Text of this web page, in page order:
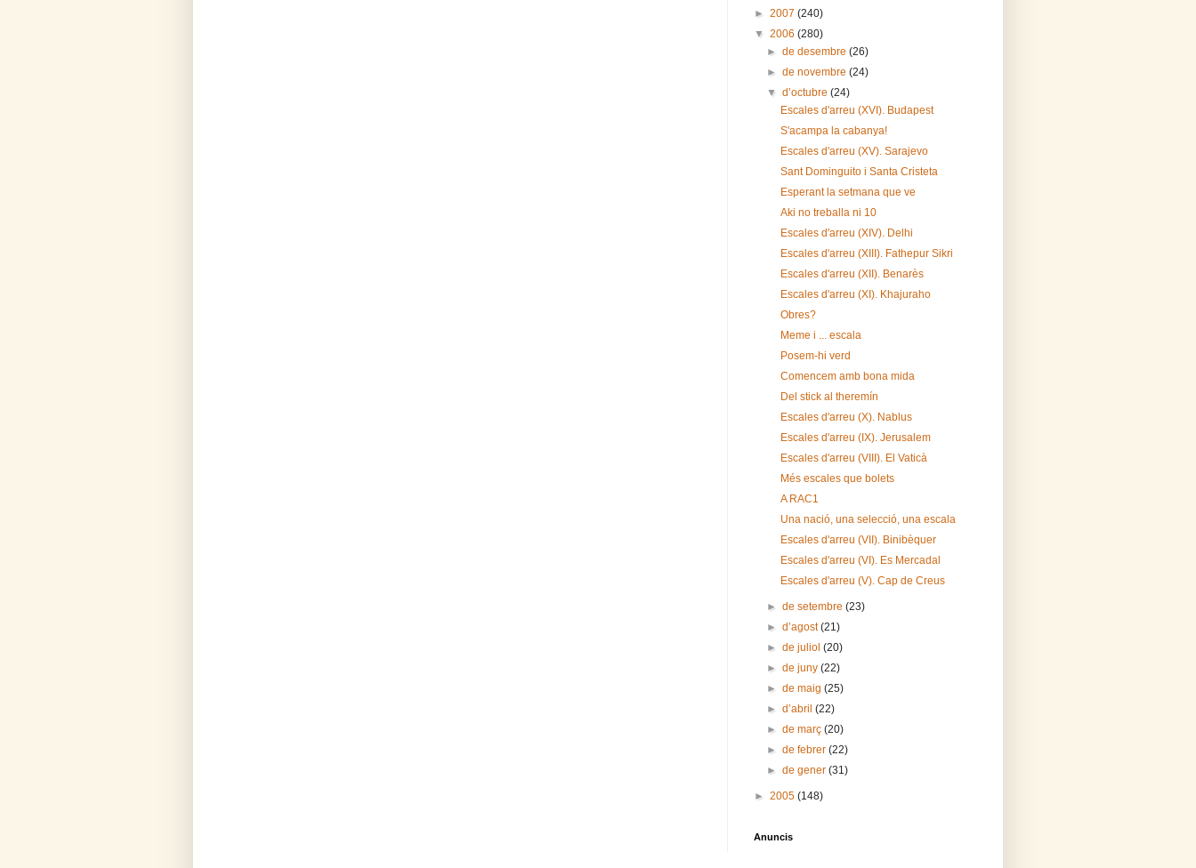
► 2007 (240)
▼ 2006 (280)
►de desembre(26)
►de novembre(24)
▼d’octubre(24)
Escales d'arreu (XVI). Budapest
S'acampa la cabanya!
Escales d'arreu (XV). Sarajevo
Sant Dominguito i Santa Cristeta
Esperant la setmana que ve
Aki no treballa ni 10
Escales d'arreu (XIV). Delhi
Escales d'arreu (XIII). Fathepur Sikri
Escales d'arreu (XII). Benarès
Escales d'arreu (XI). Khajuraho
Obres?
Meme i ... escala
Posem-hi verd
Comencem amb bona mida
Del stick al theremín
Escales d'arreu (X). Nablus
Escales d'arreu (IX). Jerusalem
Escales d'arreu (VIII). El Vaticà
Més escales que bolets
A RAC1
Una nació, una selecció, una escala
Escales d'arreu (VII). Binibèquer
Escales d'arreu (VI). Es Mercadal
Escales d'arreu (V). Cap de Creus
►de setembre(23)
►d’agost(21)
►de juliol(20)
►de juny(22)
►de maig(25)
►d’abril(22)
►de març(20)
►de febrer(22)
►de gener(31)
► 2005 (148)
Anuncis